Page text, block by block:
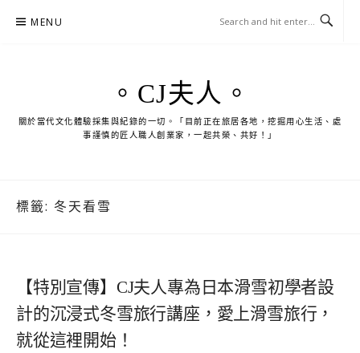
MENU
。CJ夫人。
關於當代文化體驗採集與紀錄的一切。「目前正在旅居各地，挖掘用心生活、處
事謹慎的匠人職人創業家，一起共榮、共好！」
標籤: 冬天看雪
【特別宣傳】CJ夫人專為日本滑雪初學者設
計的沉浸式冬雪旅行講座，愛上滑雪旅行，
就從這裡開始！